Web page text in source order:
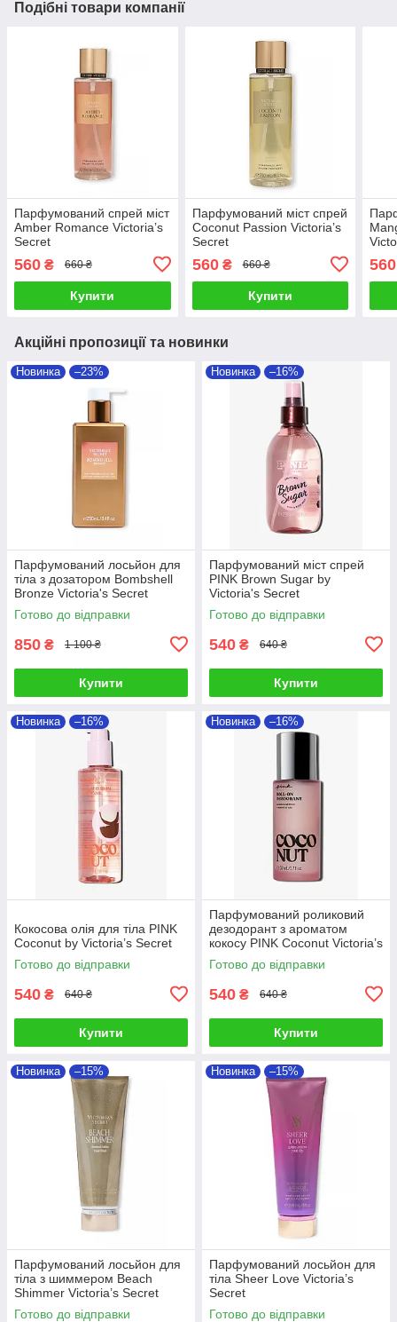
Подібні товари компанії
Парфумований спрей міст
Amber Romance Victoria’s
Secret
560 ₴ 660 ₴
Купити
Парфумований міст спрей
Coconut Passion Victoria’s
Secret
560₴ 660 ₴
Купити
560
Акційні пропозиції та новинки
Новинка –23%
Парфумований лосьйон для
тіла з дозатором Bombshell
Bronze Victoria's Secret
Готово до відправки
850 ₴ 1 100 ₴
Купити
Новинка –16%
Парфумований міст спрей
PINK Brown Sugar by
Victoria's Secret
Готово до відправки
540 ₴ 640 ₴
Купити
Новинка –16%
Кокосова олія для тіла PINK
Coconut by Victoria’s Secret
Готово до відправки
540 ₴ 640 ₴
Купити
Новинка –16%
Парфумований роликовий
дезодорант з ароматом
кокосу PINK Coconut Victoria’s
Secret
Готово до відправки
540 ₴ 640 ₴
Купити
Новинка –15%
Парфумований лосьйон для
тіла з шиммером Beach
Shimmer Victoria’s Secret
Готово до відправки
Новинка –15%
Парфумований лосьйон для
тіла Sheer Love Victoria’s
Secret
Готово до відправки